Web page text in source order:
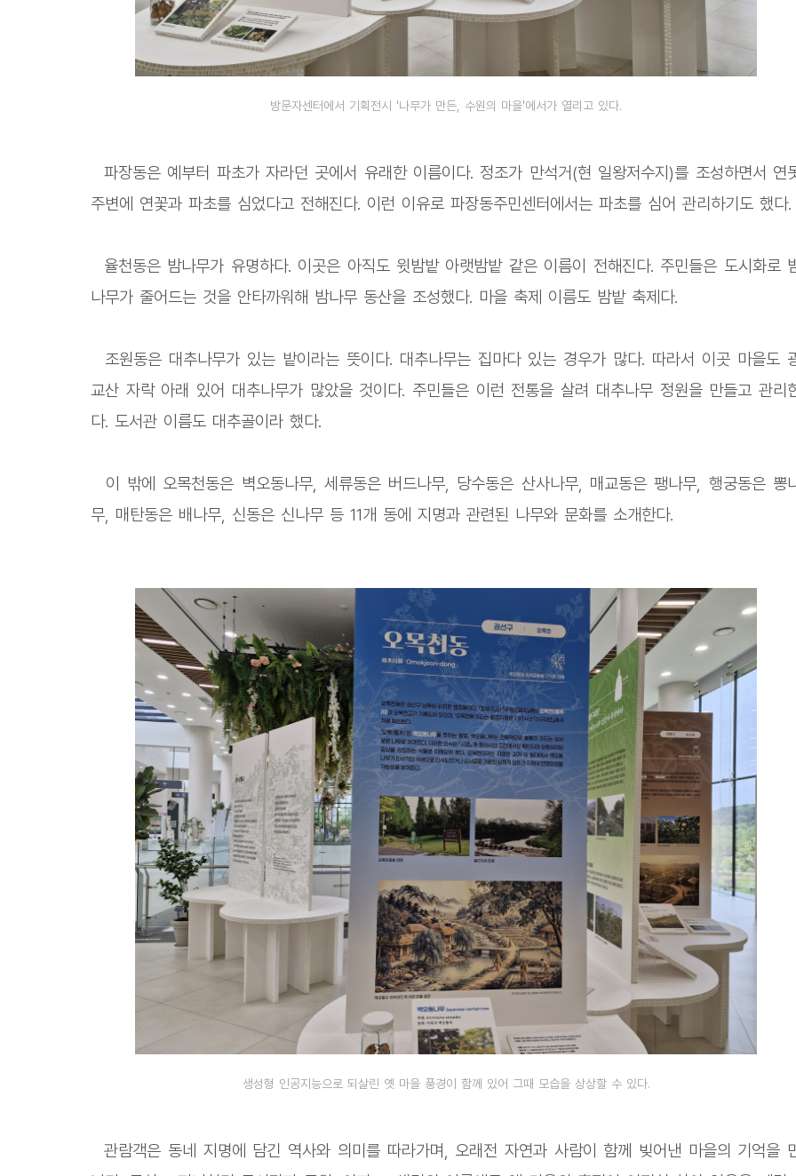
방문자센터에서 기획전시 '나무가 만든, 수원의 마을'에서가 열리고 있다.
파장동은 예부터 파초가 자라던 곳에서 유래한 이름이다. 정조가 만석거(현 일왕저수지)를 조성하면서 연
주변에 연꽃과 파초를 심었다고 전해진다. 이런 이유로 파장동주민센터에서는 파초를 심어 관리하기도 했다.
율천동은 밤나무가 유명하다. 이곳은 아직도 윗밤밭 아랫밤밭 같은 이름이 전해진다. 주민들은 도시화로
나무가 줄어드는 것을 안타까워해 밤나무 동산을 조성했다. 마을 축제 이름도 밤밭 축제다.
조원동은 대추나무가 있는 밭이라는 뜻이다. 대추나무는 집마다 있는 경우가 많다. 따라서 이곳 마을도
교산 자락 아래 있어 대추나무가 많았을 것이다. 주민들은 이런 전통을 살려 대추나무 정원을 만들고 관리
다. 도서관 이름도 대추골이라 했다.
이 밖에 오목천동은 벽오동나무, 세류동은 버드나무, 당수동은 산사나무, 매교동은 팽나무, 행궁동은 뽕
무, 매탄동은 배나무, 신동은 신나무 등 11개 동에 지명과 관련된 나무와 문화를 소개한다.
생성형 인공지능으로 되살린 옛 마을 풍경이 함께 있어 그때 모습을 상상할 수 있다.
관람객은 동네 지명에 담긴 역사와 의미를 따라가며, 오래전 자연과 사람이 함께 빚어낸 마을의 기억을